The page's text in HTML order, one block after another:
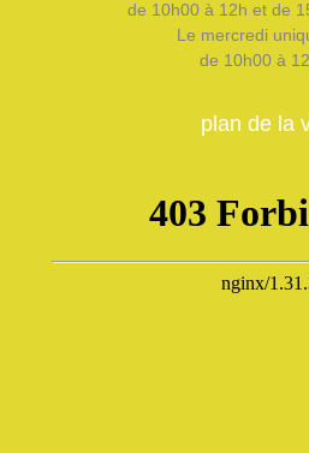
de 10h00 à 12h et de
Le mercredi
de 10h00 à
plan de la